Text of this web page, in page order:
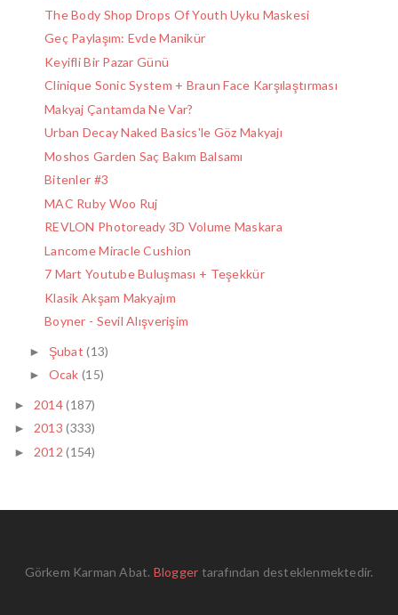
The Body Shop Drops Of Youth Uyku Maskesi
Geç Paylaşım: Evde Manikür
Keyifli Bir Pazar Günü
Clinique Sonic System + Braun Face Karşılaştırması
Makyaj Çantamda Ne Var?
Urban Decay Naked Basics'le Göz Makyajı
Moshos Garden Saç Bakım Balsamı
Bitenler #3
MAC Ruby Woo Ruj
REVLON Photoready 3D Volume Maskara
Lancome Miracle Cushion
7 Mart Youtube Buluşması + Teşekkür
Klasik Akşam Makyajım
Boyner - Sevil Alışverişim
► Şubat(13)
► Ocak(15)
► 2014(187)
► 2013(333)
► 2012(154)
Görkem Karman Abat. Blogger tarafından desteklenmektedir.